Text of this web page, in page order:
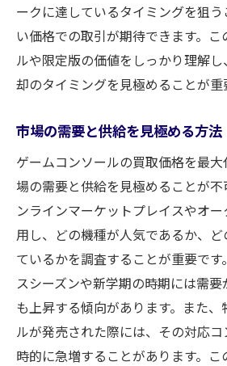
ークに達しているタイミングを狙
い価格での取引が期待できます。
ルや限定版の価値をしっかり理解
却のタイミングを見極めることが重
市場の需要と供給を見極める方法
ゲームコンソールの買取価格を最
場の需要と供給を見極めることが不
ンラインマーケットプレイスやオ
用し、どの機種が人気であるか、
ているかを調査することが重要で
スシーズンや新学期の時期には需
も上昇する傾向があります。また
ルが発売された際には、その対応
時的に急増することがあります。